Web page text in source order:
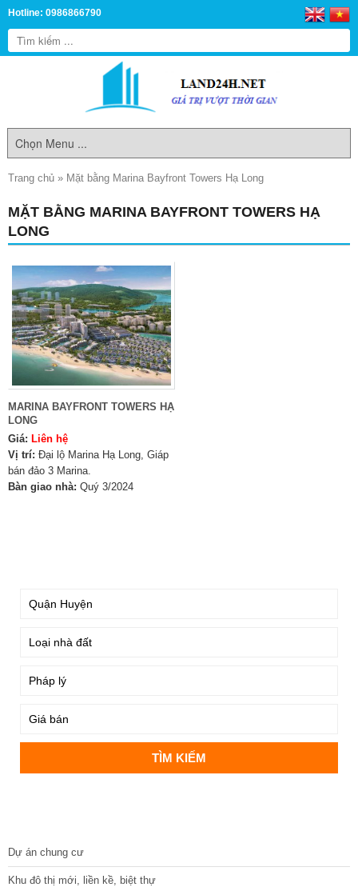
Hotline: 0986866790
Trang chủ » Mặt bằng Marina Bayfront Towers Hạ Long
MẶT BẰNG MARINA BAYFRONT TOWERS HẠ
LONG
MARINA BAYFRONT TOWERS HẠ
LONG
Giá: Liên hệ
Vị trí: Đại lộ Marina Hạ Long, Giáp
bán đảo 3 Marina.
Bàn giao nhà: Quý 3/2024
Dự án chung cư
Khu đô thị mới, liền kề, biệt thự